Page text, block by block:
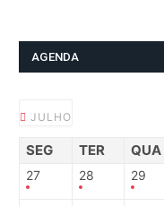
AGENDA
JULHO
SEG TER QUA
27 28 29